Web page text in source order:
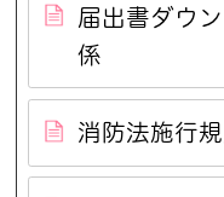
届出書ダウ
係
消防法施行